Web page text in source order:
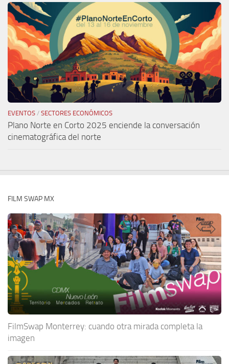
EVENTOS / SECTORES ECONÓMICOS
Plano Norte en Corto 2025 enciende la conversación
cinematográfica del norte
FILM SWAP MX
FilmSwap Monterrey: cuando otra mirada completa la
imagen